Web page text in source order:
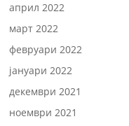
април 2022
март 2022
февруари 2022
јануари 2022
декември 2021
ноември 2021